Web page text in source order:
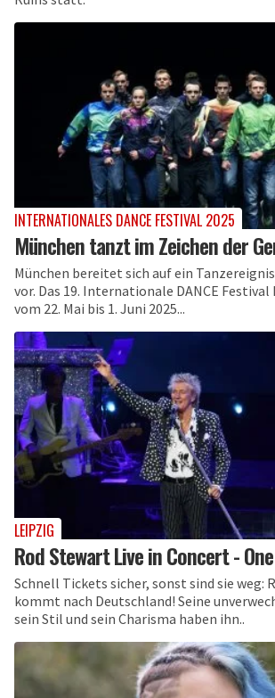
INTERNATIONALES DANCE FESTIVAL 2025
München tanzt im Zeichen der
München bereitet sich auf ein
vor. Das 19. Internationale DANCE
vom 22. Mai bis 1. Juni 2025...
LEIPZIG
Rod Stewart Live in Concert -
Schnell Tickets sicher, sonst sind sie weg:
kommt nach Deutschland! Seine
sein Stil und sein Charisma haben ihn..